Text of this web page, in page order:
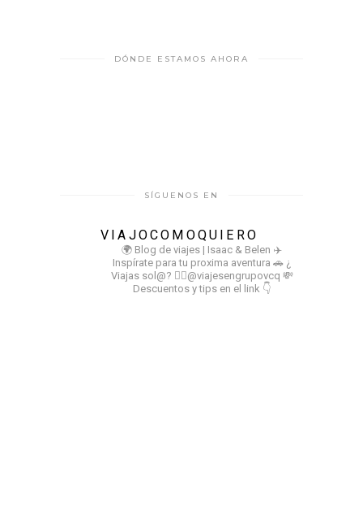
DÓNDE ESTAMOS AHORA
SÍGUENOS EN
VIAJOCOMOQUIERO
🌍 Blog de viajes | Isaac & Belen ✈️
Inspírate para tu proxima aventura 🚗 ¿
Viajas sol@? 👉🏻@viajesengrupovcq 💸
Descuentos y tips en el link 👇